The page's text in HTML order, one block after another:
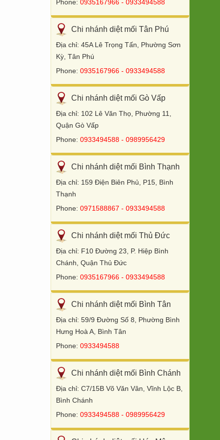
Phone:0935167966 - 0933494588
Chi nhánh diệt mối Tân Phú
Địa chỉ: 45A Lê Trọng Tấn, Phường Sơn
Kỳ, Tân Phú
Phone:0935167966 - 0933494588
Chi nhánh diệt mối Gò Vấp
Địa chỉ: 102 Lê Văn Thọ, Phường 11,
Quận Gò Vấp
Phone:0933494588 - 0989956429
Chi nhánh diệt mối Bình Thạnh
Địa chỉ: 159 Điện Biên Phủ, P15, Bình
Thạnh
Phone:0971588867 - 0933494588
Chi nhánh diệt mối Thủ Đức
Địa chỉ: F10 Đường 23, P. Hiệp Bình
Chánh, Quận Thủ Đức
Phone:0935167966 - 0933494588
Chi nhánh diệt mối Bình Tân
Địa chỉ: 59/9 Đường Số 8, Phường Bình
Hưng Hoà A, Bình Tân
Phone:0933494588
Chi nhánh diệt mối Bình Chánh
Địa chỉ: C7/15B Võ Văn Vân, Vĩnh Lộc B,
Bình Chánh
Phone:0933494588 - 0989956429